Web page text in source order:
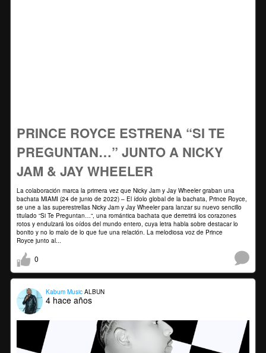
PRINCE ROYCE ESTRENA “SI TE
PREGUNTAN…” JUNTO A NICKY
JAM & JAY WHEELER
La colaboración marca la primera vez que Nicky Jam y Jay Wheeler graban una
bachata MIAMI (24 de junio de 2022) – El ídolo global de la bachata, Prince Royce,
se une a las superestrellas Nicky Jam y Jay Wheeler para lanzar su nuevo sencillo
titulado “Si Te Preguntan…“, una romántica bachata que derretirá los corazones
rotos y endulzará los oídos del mundo entero, cuya letra habla sobre destacar lo
bonito y no lo malo de lo que fue una relación. La melodiosa voz de Prince
Royce junto al...
0
Kabum Music ALBUN
4 hace años